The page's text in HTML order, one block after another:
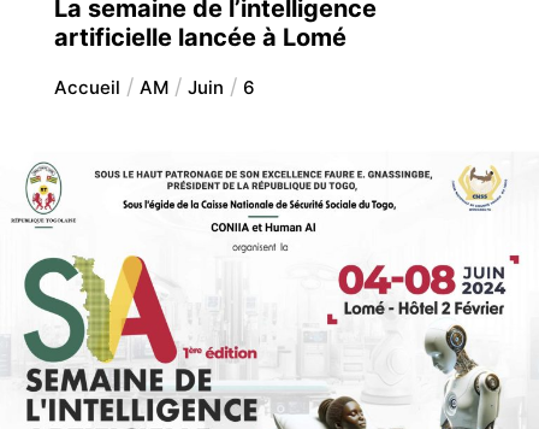
La semaine de l’intelligence
artificielle lancée à Lomé
Accueil AM Juin 6